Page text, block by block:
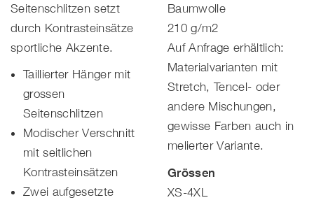
Seitenschlitzen setzt
durch Kontrasteinsätze
sportliche Akzente.
Taillierter Hänger mit
grossen
Seitenschlitzen
Modischer Verschnitt
mit seitlichen
Kontrasteinsätzen
Zwei aufgesetzte
Baumwolle
210 g/m2
Auf Anfrage erhältlich:
Materialvarianten mit
Stretch, Tencel- oder
andere Mischungen,
gewisse Farben auch in
melierter Variante.
Grössen
XS-4XL